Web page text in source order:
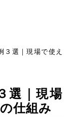
３選｜現場で使え
選｜現場
仕組み